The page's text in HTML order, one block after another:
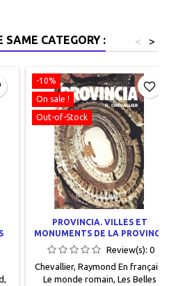
SAME CATEGORY : >
<
-10%
On sale !
Out-of-Stock
PROVINCIA. VILLES ET
MONUMENTS DE LA PROVINCE
ROMAINE DE NARBONNAISE
Review(s): 0
Chevallier, Raymond En français,
Le monde romain, Les Belles
favorite_border